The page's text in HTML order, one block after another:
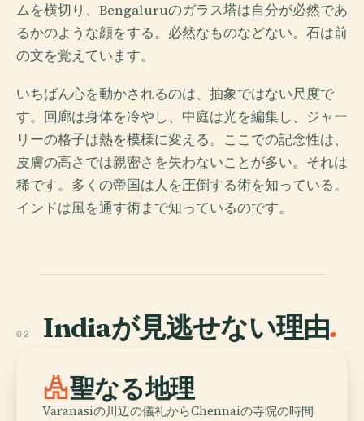
ムを横切り、Bengaluruのガラス塔は自分が必然であ
るかのような顔をする。必然なものなどない。石は前
の文を覚えています。
いちばん心を動かされるのは、抽象ではない尺度で
す。回廊は身体を冷やし、中庭は光を編集し、ジャー
リーの格子は熱を模様に変える。ここでの記念性は、
皮膚の高さでは親密さを失わないことが多い。それは
稀です。多くの帝国は人を圧倒する術を知っている。
インドは風を通す術まで知っているのです。
02 Indiaが見逃せない理由.
temple_hindu聖なる地理
Varanasiの川辺の儀礼からChennaiの寺院の時間